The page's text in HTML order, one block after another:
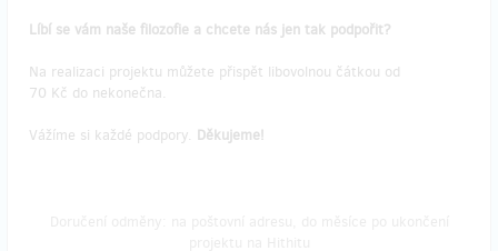
Líbí se vám naše filozofie a chcete nás jen tak podpořit?
Na realizaci projektu můžete přispět libovolnou čátkou od
70 Kč do nekonečna.
Vážíme si každé podpory. Děkujeme!